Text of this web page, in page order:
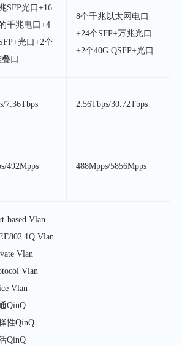
SFP光口+16
千兆电口+4
光口+2个
口
8个千兆以太网电口
+24个SFP+万兆光口
+2个40G QSFP+光口
7.36Tbps 2.56Tbps/30.72Tbps
492Mpps 488Mpps/5856Mpps
based Vlan
Vlan
Vlan
Vlan
Vlan
QinQ
性QinQ
QinQ